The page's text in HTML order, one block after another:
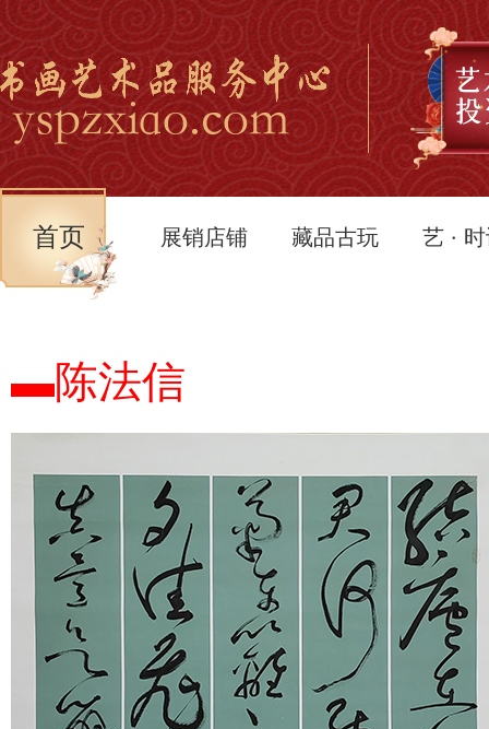
首页 展销店铺 藏品古玩 艺 ·
▬陈法信